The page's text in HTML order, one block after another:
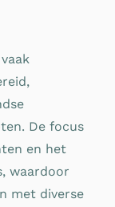
De focus
en het
waardoor
met diverse